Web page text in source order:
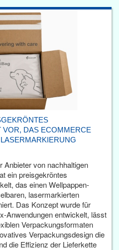
DAS ECOMMERCE
Anbieter von nachhaltigen
ein preisgekröntes
das einen Wellpappen-
lasermarkierten
Das Konzept wurde für
Anwendungen entwickelt, lässt
Verpackungsformaten
Verpackungsdesign die
die Effizienz der Lieferkette